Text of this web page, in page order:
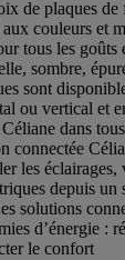
de plaques
couleurs et
tous les goûts
sombre,
sont
ou vertical et
dans
connectée
les
depuis
solutions
d’énergie :
le confort